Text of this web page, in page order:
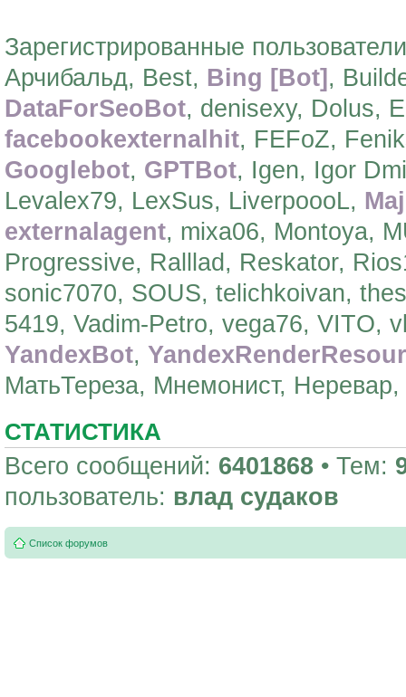
Зарегистрированные
Арчибальд, Best, Bing [Bot] ,
DataForSeoBot, denisexy, Dolus,
facebookexternalhit, FEFoZ,
Googlebot, GPTBot, Igen, Igor
Levalex79, LexSus, LiverpoooL,
externalagent, mixa06, Montoya,
Progressive, Ralllad, Reskator,
sonic7070, SOUS, telichkoivan,
5419, Vadim-Petro, vega76, VITO,
YandexBot,
МатьТереза, Мнемонист,
СТАТИСТИКА
Всего сообщений: 6401868 • Тем:
пользователь: влад судаков
Список форумов